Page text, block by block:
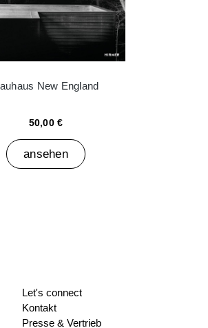
New England
50,00 €
ansehen
Let's connect
Kontakt
Presse & Vertrieb